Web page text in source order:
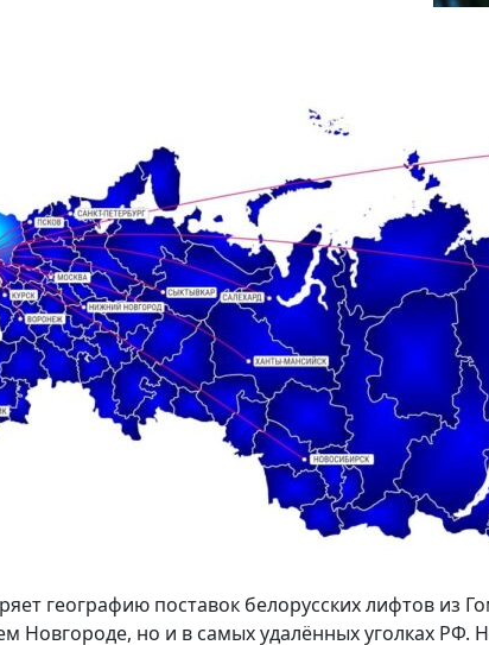
географию поставок белорусских лифтов из
Новгороде, но и в самых удалённых уголках РФ.